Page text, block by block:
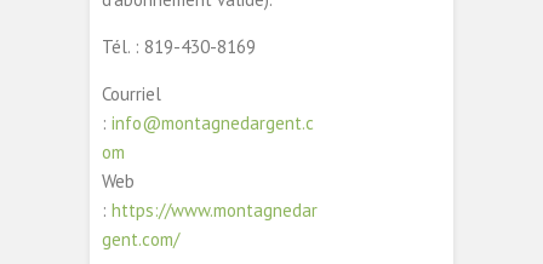
Tél. : 819-430-8169
Courriel
: info@montagnedargent.c
om
Web
: https://www.montagnedar
gent.com/